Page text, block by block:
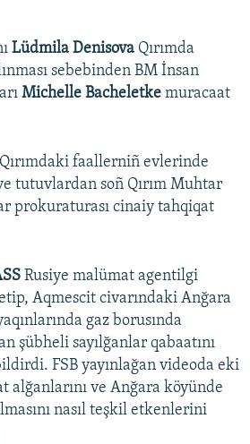
Lüdmila Denisova Qırımda
sebebinden BM İnsan
Michelle Bacheletke muracaat
faallerniñ evlerinde
tutuvlardan soñ Qırım Muhtar
prokuraturası cinaiy tahqiqat
Rusiye malümat agentilgi
Aqmescit civarındaki Anğara
gaz borusında
şübheli sayılğanlar qabaatını
FSB yayınlağan videoda eki
ve Anğara köyünde
nasıl teşkil etkenlerini